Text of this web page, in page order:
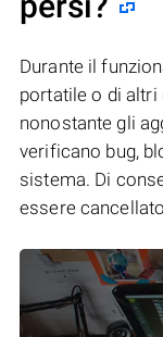
Durante il
portatile o di
nonostante gli
verificano bug,
sistema. Di
essere